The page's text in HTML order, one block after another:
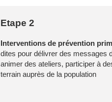
Etape 2
Interventions de prévention
dites pour délivrer des messages
animer des ateliers, participer à
terrain auprès de la population